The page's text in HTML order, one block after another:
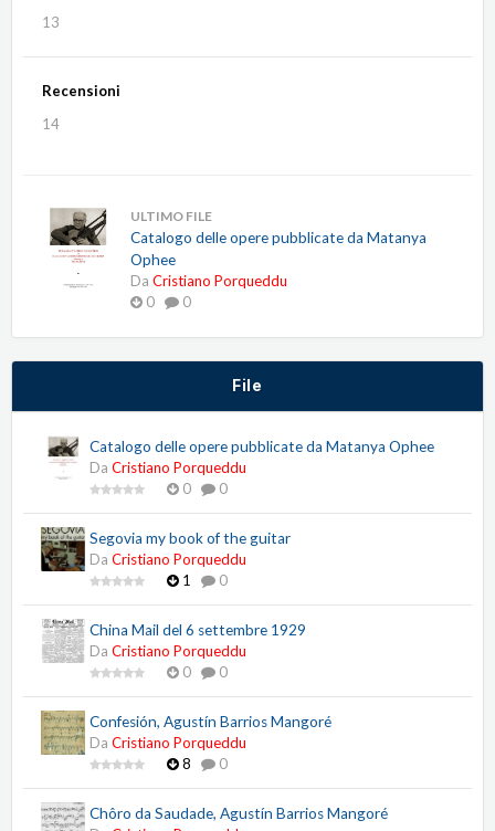
13
Recensioni
14
ULTIMO FILE
Catalogo delle opere pubblicate da Matanya
Ophee
Da Cristiano Porqueddu
0
0
File
Catalogo delle opere pubblicate da Matanya Ophee
Da Cristiano Porqueddu
0
0
Segovia my book of the guitar
Da Cristiano Porqueddu
1
0
China Mail del 6 settembre 1929
Da Cristiano Porqueddu
0
0
Confesión, Agustín Barrios Mangoré
Da Cristiano Porqueddu
8
0
Chôro da Saudade, Agustín Barrios Mangoré